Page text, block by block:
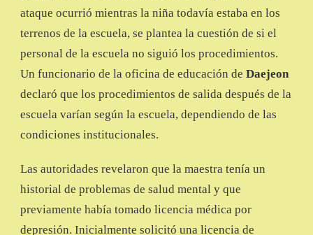
ataque ocurrió mientras la niña todavía estaba en los
terrenos de la escuela, se plantea la cuestión de si el
personal de la escuela no siguió los procedimientos.
Un funcionario de la oficina de educación de Daejeon
declaró que los procedimientos de salida después de la
escuela varían según la escuela, dependiendo de las
condiciones institucionales.
Las autoridades revelaron que la maestra tenía un
historial de problemas de salud mental y que
previamente había tomado licencia médica por
depresión. Inicialmente solicitó una licencia de